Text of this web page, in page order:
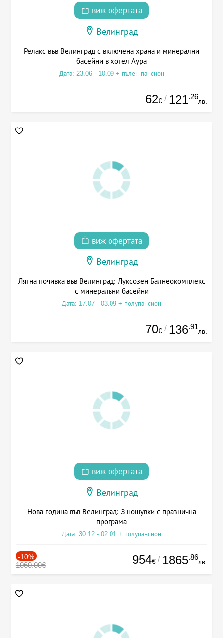
виж офертата
Велинград
Релакс във Велинград с включена храна и минерални
басейни в хотел Аура
Дата: 23.06 - 10.09 + пълен пансион
62€ / 121.26
лв.
виж офертата
Велинград
Лятна почивка във Велинград: Луксозен Балнеокомплекс
с минеральни басейни
Дата: 17.07 - 03.09 + полупансион
70€ / 136.91
лв.
виж офертата
Велинград
Нова година във Велинград: 3 нощувки с празнична
програма
Дата: 30.12 - 02.01 + полупансион
-10%
1060.00€ 954€ / 1865.86
лв.